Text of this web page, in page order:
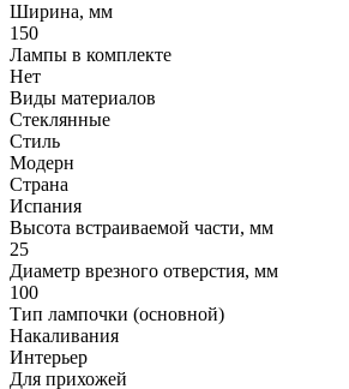
Ширина, мм
150
Лампы в комплекте
Нет
Виды материалов
Стеклянные
Стиль
Модерн
Страна
Испания
Высота встраиваемой части, мм
25
Диаметр врезного отверстия, мм
100
Тип лампочки (основной)
Накаливания
Интерьер
Для прихожей